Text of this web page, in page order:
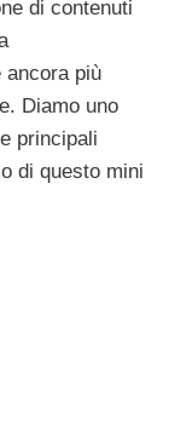
di contenuti
ancora più
Diamo uno
principali
di questo mini